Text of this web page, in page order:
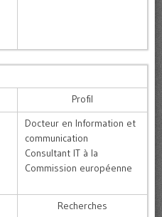
Profil
Docteur en Information et
communication
Consultant IT à la
Commission européenne
Recherches